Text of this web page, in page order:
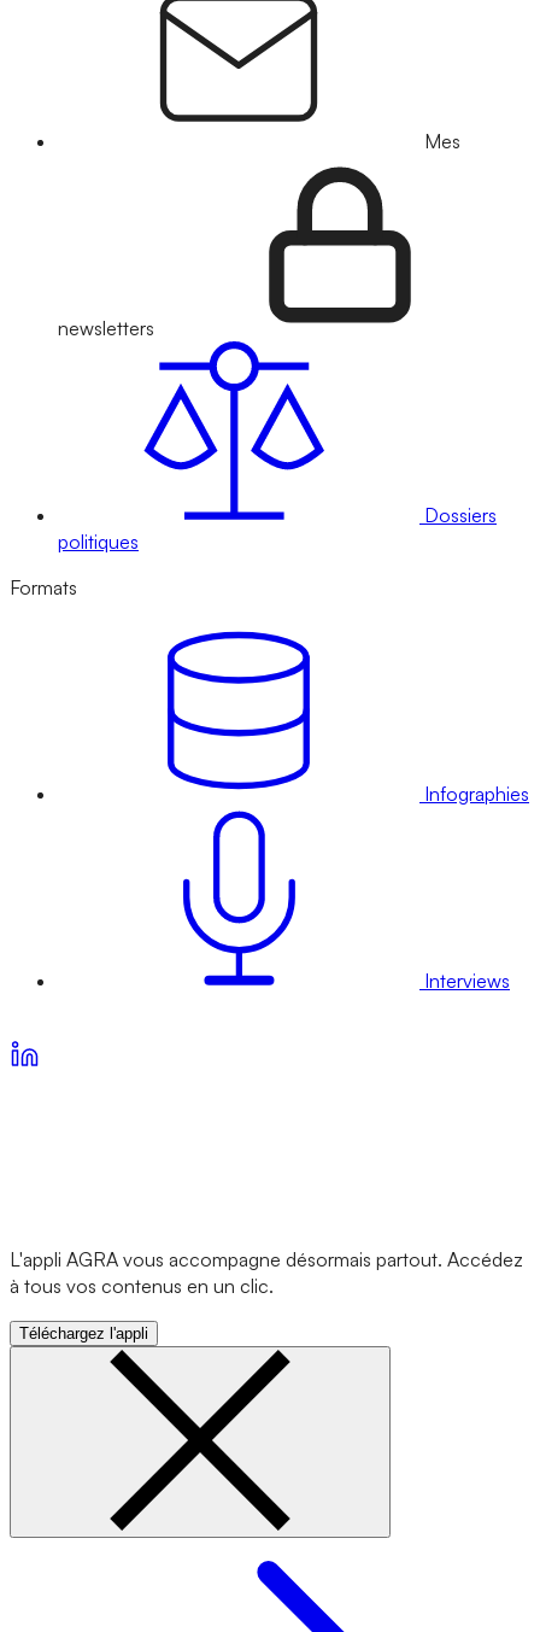
Mes
newsletters
Dossiers
politiques
Formats
Infographies
Interviews
L'appli AGRA vous accompagne désormais partout. Accédez
à tous vos contenus en un clic.
Téléchargez l'appli